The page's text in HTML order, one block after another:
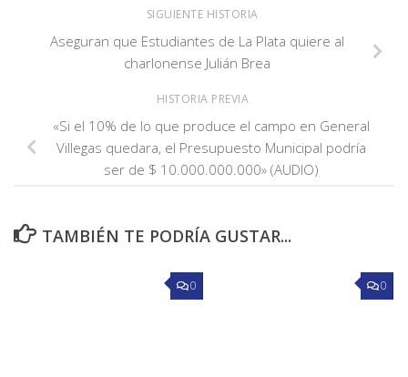
SIGUIENTE HISTORIA
Aseguran que Estudiantes de La Plata quiere al
charlonense Julián Brea
HISTORIA PREVIA
«Si el 10% de lo que produce el campo en General
Villegas quedara, el Presupuesto Municipal podría
ser de $ 10.000.000.000» (AUDIO)
TAMBIÉN TE PODRÍA GUSTAR...
0 0